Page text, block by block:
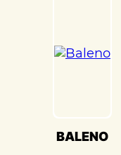
задача. Наши
BALENO